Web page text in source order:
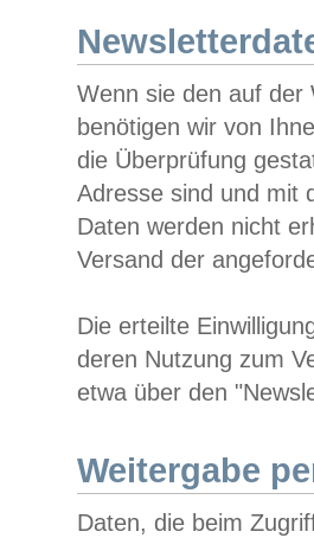
Wenn sie den auf der
benötigen wir von
die Überprüfung
Adresse sind und mit
Daten werden nicht
Versand der
Die erteilte
deren Nutzung zum
etwa über den
Weitergabe
Daten, die beim